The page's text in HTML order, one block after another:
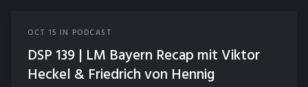
OCT 15 IN PODCAST
DSP 139 | LM Bayern Recap mit Viktor
Heckel & Friedrich von Hennig